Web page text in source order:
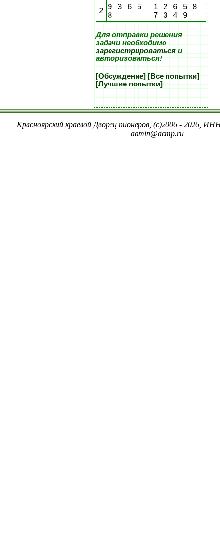
2 9 3 6 5
8
1 2 6 5 8
7 3 4 9
Для отправки решения
задачи необходимо
зарегистрироватьсяи
авторизоваться!
[Обсуждение] [Все попытки]
[Лучшие попытки]
Красноярский краевой Дворец пионеров, (c)2006 - 2026,
admin@acmp.ru